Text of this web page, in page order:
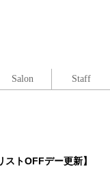
ストOFFデー更新】
Salon Staff